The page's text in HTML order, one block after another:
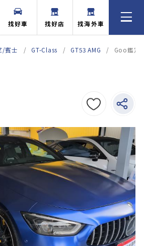
找好車 找好店 找海外車
賓士 GT-Class GT53 AMG Goo鑑定